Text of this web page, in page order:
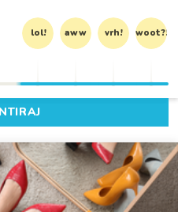
lol! aww vrh! woot?!